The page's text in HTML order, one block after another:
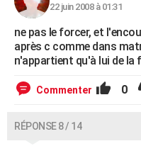
22 juin 2008 à 01:31
ne pas le forcer, et
après c comme dans
n'appartient qu'à lui de la
Commenter 0
RÉPONSE 8 / 14